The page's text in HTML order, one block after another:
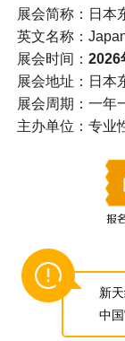
展会简称：日本
英文名称：
展会时间： 2026
展会地址：日本
展会周期：一年
主办单位：专业
新
中